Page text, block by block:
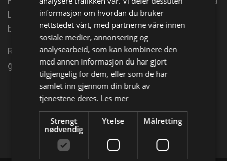
Long Island med sin vakre kone Debra og deres tre
barn. Det er den gode nyheten. Den dårlige nyheten?
Rays foreldre; Frank og Marie som bor rett over
gaten og praktiserer "Su casa es mi casa".
Facebook E-mail
informasjon om hvordan du bruker
nettstedet vårt, med partnerne våre innen
sosiale medier, annonsering og
analysearbeid, som kan kombinere den
med annen informasjon du har gjort
tilgjengelig for dem, eller som de har
samlet inn gjennom din bruk av
tjenestene deres. Les mer
Strengt
nødvendig
Ytelse Målretting